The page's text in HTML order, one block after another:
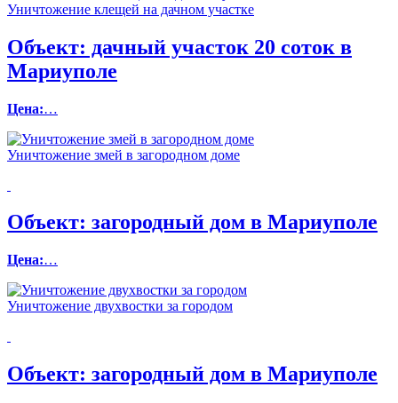
Уничтожение клещей на дачном участке
Объект: дачный участок 20 соток в
Мариуполе
Цена:…
Уничтожение змей в загородном доме
Объект: загородный дом в Мариуполе
Цена:…
Уничтожение двухвостки за городом
Объект: загородный дом в Мариуполе